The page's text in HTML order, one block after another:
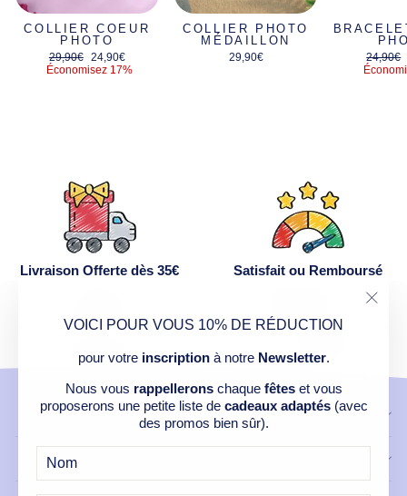
VOICI POUR VOUS 10% DE RÉDUCTION
pour votre inscriptionà notre Newsletter.
Nous vous rappelleronschaque fêteset vous
proposerons une petite liste de cadeaux adaptés(avec
des promos bien sûr).
COLLIER COEUR
PHOTO
Prix
régulier
29,90€ Prix
réduit
24,90€
Économisez 17%
COLLIER PHOTO
MÉDAILLON
29,90€
Prix
régulier
24,90€
Livraison Offerte dès 35€ Satisfait ou Remboursé
CONTACT